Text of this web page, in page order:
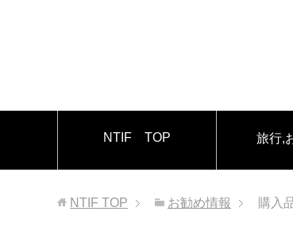
NTIF TOP 旅行,
NTIF TOP お勧め情報 購入